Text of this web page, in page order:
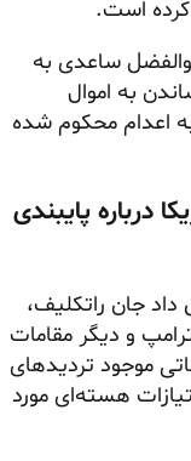
ساعدی به
به اموال
اعدام محکوم شده
درباره پایبندی
داد جان راتکلیف،
و دیگر مقامات
موجود تردیدهای
هسته‌ای مورد